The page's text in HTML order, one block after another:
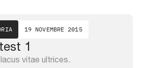
19 NOVEMBRE 2015
1
vitae ultrices.